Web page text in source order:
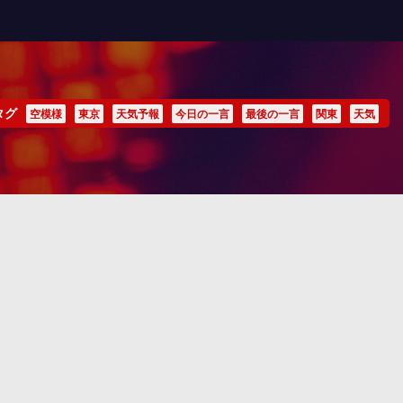
グ 空模様 東京 天気予報 今日の一言 最後の一言 関東 天気